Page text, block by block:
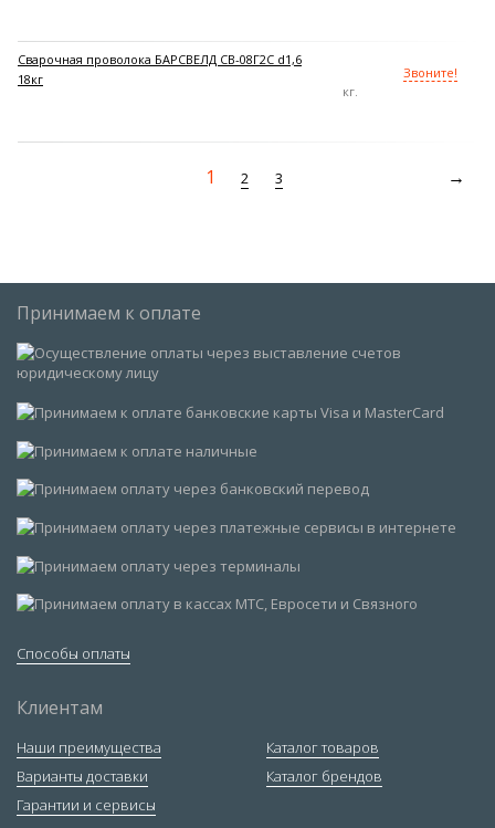
Сварочная проволока БАРСВЕЛД СВ-08Г2С d1,6
18кг
кг.
Звоните!
1 2 3
Принимаем к оплате
Способы оплаты
Клиентам
Наши преимущества
Варианты доставки
Гарантии и сервисы
Каталог товаров
Каталог брендов